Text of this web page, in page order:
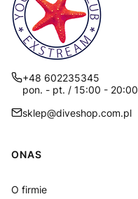
+48 602235345
pon. - pt. / 15:00 - 20:00
sklep@diveshop.com.pl
Linki w stopce
ONAS
O firmie